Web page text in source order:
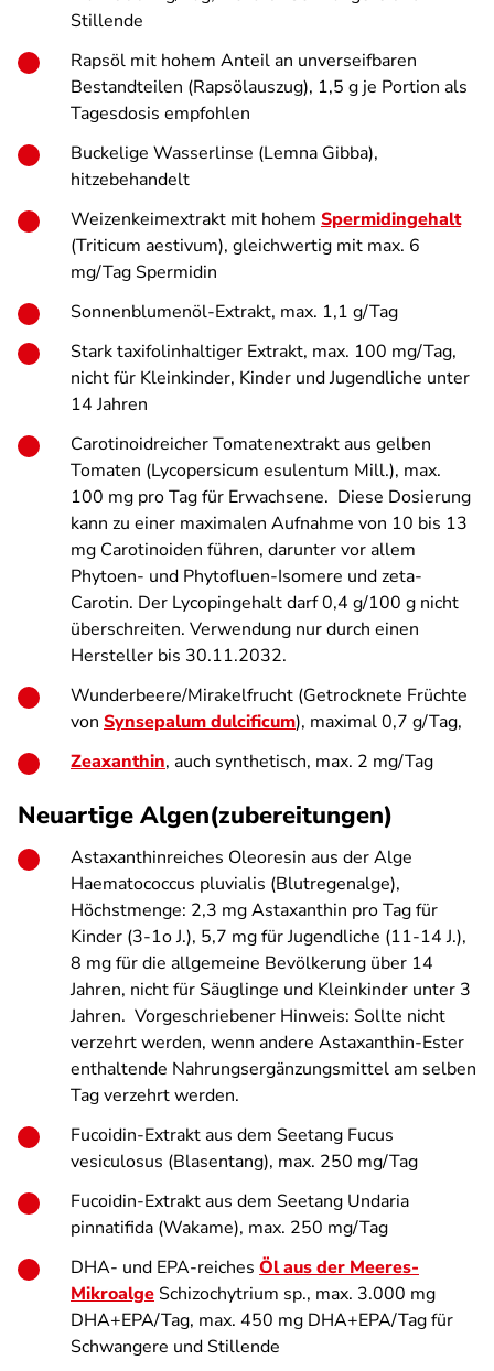
Stillende
Rapsöl mit hohem Anteil an unverseifbaren
Bestandteilen (Rapsölauszug), 1,5 g je Portion als
Tagesdosis empfohlen
Buckelige Wasserlinse (Lemna Gibba),
hitzebehandelt
Weizenkeimextrakt mit hohem Spermidingehalt
(Triticum aestivum), gleichwertig mit max. 6
mg/Tag Spermidin
Sonnenblumenöl-Extrakt, max. 1,1 g/Tag
Stark taxifolinhaltiger Extrakt, max. 100 mg/Tag,
nicht für Kleinkinder, Kinder und Jugendliche unter
14 Jahren
Carotinoidreicher Tomatenextrakt aus gelben
Tomaten (Lycopersicum esulentum Mill.), max.
100 mg pro Tag für Erwachsene. Diese Dosierung
kann zu einer maximalen Aufnahme von 10 bis 13
mg Carotinoiden führen, darunter vor allem
Phytoen- und Phytofluen-Isomere und zeta-
Carotin. Der Lycopingehalt darf 0,4 g/100 g nicht
überschreiten. Verwendung nur durch einen
Hersteller bis 30.11.2032.
Wunderbeere/Mirakelfrucht (Getrocknete Früchte
von Synsepalum dulcificum), maximal 0,7 g/Tag,
Zeaxanthin, auch synthetisch, max. 2 mg/Tag
Neuartige Algen(zubereitungen)
Astaxanthinreiches Oleoresin aus der Alge
Haematococcus pluvialis (Blutregenalge),
Höchstmenge: 2,3 mg Astaxanthin pro Tag für
Kinder (3-1o J.), 5,7 mg für Jugendliche (11-14 J.),
8 mg für die allgemeine Bevölkerung über 14
Jahren, nicht für Säuglinge und Kleinkinder unter 3
Jahren. Vorgeschriebener Hinweis: Sollte nicht
verzehrt werden, wenn andere Astaxanthin-Ester
enthaltende Nahrungsergänzungsmittel am selben
Tag verzehrt werden.
Fucoidin-Extrakt aus dem Seetang Fucus
vesiculosus (Blasentang), max. 250 mg/Tag
Fucoidin-Extrakt aus dem Seetang Undaria
pinnatifida (Wakame), max. 250 mg/Tag
DHA- und EPA-reiches Öl aus der Meeres-
Mikroalge Schizochytrium sp., max. 3.000 mg
DHA+EPA/Tag, max. 450 mg DHA+EPA/Tag für
Schwangere und Stillende